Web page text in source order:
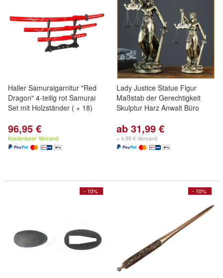
Haller Samuraigarnitur "Red
Dragon" 4-teilig rot Samurai
Set mit Holzständer ( + 18)
96,95 €
Kostenloser Versand
Lady Justice Statue Figur
Maßstab der Gerechtigkeit
Skulptur Harz Anwalt Büro
ab 31,99 €
+ 4,99 € Versand
- 10% - 10%